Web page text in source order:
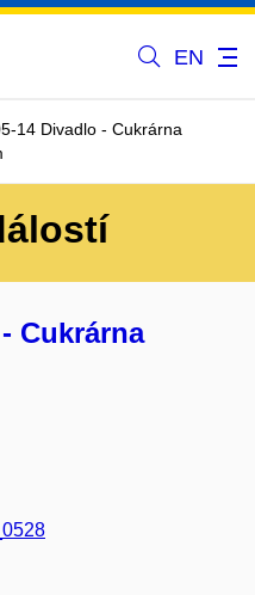
EN
14 Divadlo - Cukrárna
Cukrárna